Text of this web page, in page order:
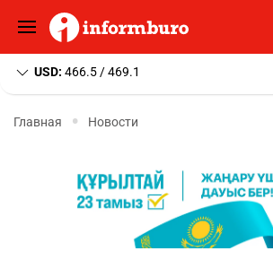
USD: 466.5 / 469.1
Главная Новости